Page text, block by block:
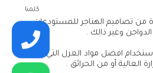
من تصاميم الهناجر للمستودعات
وغير ذالك .
افضل مواد العزل التي تعطيها
العالية أو من الحرائق .
كلمنا